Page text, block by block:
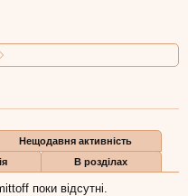
Нещодавня активність
В розділах
поки відсутні.